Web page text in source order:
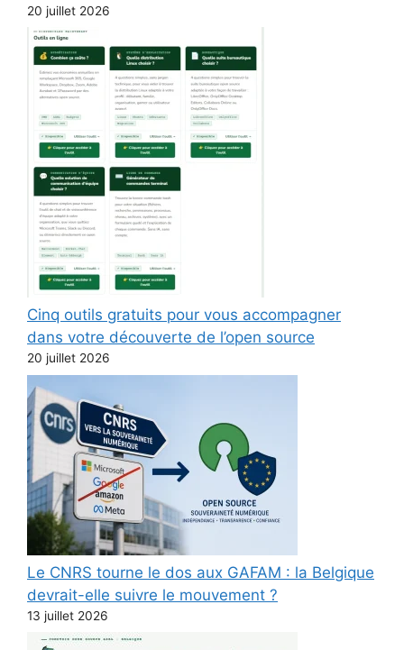
20 juillet 2026
Cinq outils gratuits pour vous accompagner
dans votre découverte de l’open source
20 juillet 2026
Le CNRS tourne le dos aux GAFAM : la Belgique
devrait-elle suivre le mouvement ?
13 juillet 2026